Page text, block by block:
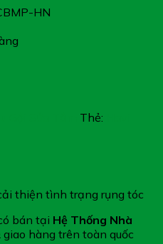
HN
Thẻ:
thiện tình trạng rụng tóc
bán tại Hệ Thống Nhà
giao hàng trên toàn quốc